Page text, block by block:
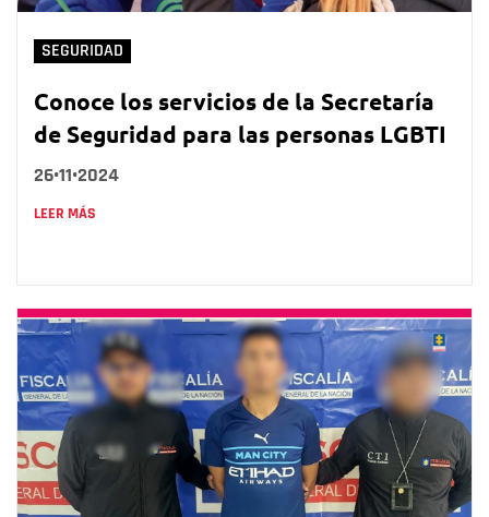
SEGURIDAD
Conoce los servicios de la Secretaría
de Seguridad para las personas LGBTI
26•11•2024
LEER MÁS